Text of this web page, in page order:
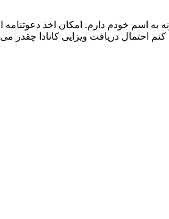
می‌تونم تمکن مالی بالای 600 میلیون فراهم کنم و یک خونه به
احتمال دریافت ویزایی کانادا